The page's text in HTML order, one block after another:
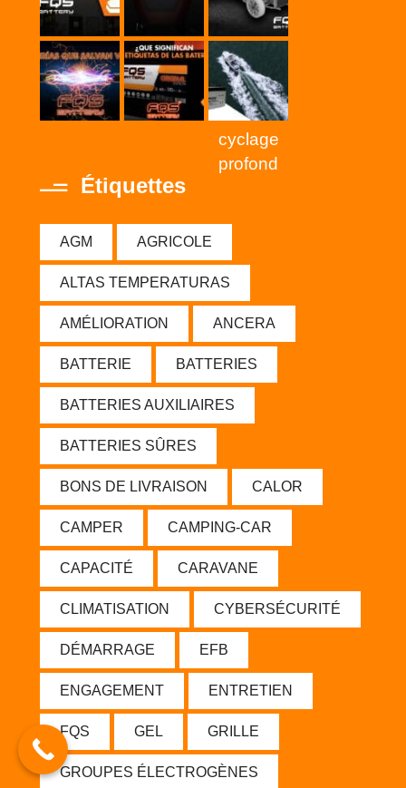
cyclage
profond
Étiquettes
AGM AGRICOLE
ALTAS TEMPERATURAS
AMÉLIORATION ANCERA
BATTERIE BATTERIES
BATTERIES AUXILIAIRES
BATTERIES SÛRES
BONS DE LIVRAISON CALOR
CAMPER CAMPING-CAR
CAPACITÉ CARAVANE
CLIMATISATION CYBERSÉCURITÉ
DÉMARRAGE EFB
ENGAGEMENT ENTRETIEN
FQS GEL GRILLE
GROUPES ÉLECTROGÈNES